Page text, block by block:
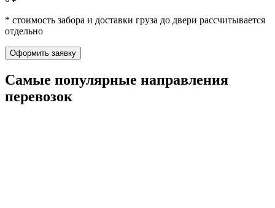
* стоимость забора и доставки груза до двери рассчитывается
отдельно
Оформить заявку
Самые популярные направления
перевозок